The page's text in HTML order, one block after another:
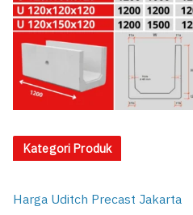
Kategori Produk
Harga Uditch Precast Jakarta